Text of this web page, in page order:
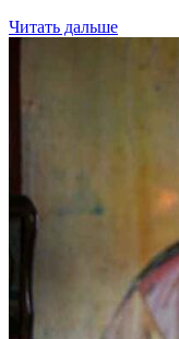
Читать дальше